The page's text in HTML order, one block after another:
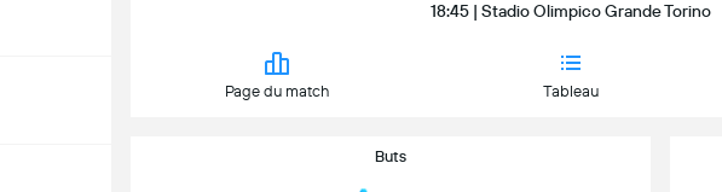
18:45 | Stadio Olimpico Grande Torino
Page du match Tableau
Buts